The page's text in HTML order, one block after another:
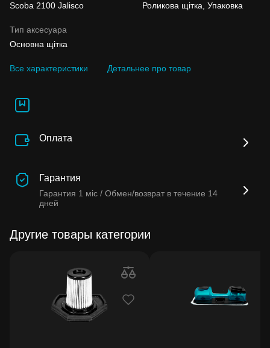
Scoba 2100 Jalisco
Роликова щітка, Упаковка
Тип аксесуара
Основна щітка
Все характеристики Детальнее про товар
Оплата
Гарантия
Гарантия 1 міс / Обмен/возврат в течение 14
дней
Другие товары категории